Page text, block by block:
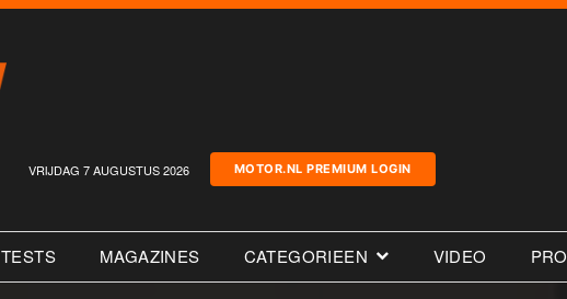
VRIJDAG 7 AUGUSTUS 2026 MOTOR.NL PREMIUM LOGIN
TESTS MAGAZINES CATEGORIEEN VIDEO